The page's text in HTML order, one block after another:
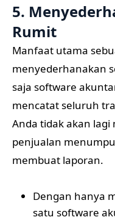
5.
Rumit
Manfaat utama
menyederhanakan
saja software
mencatat seluruh
Anda tidak akan
penjualan
membuat laporan.
Dengan hanya
satu software